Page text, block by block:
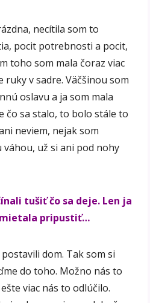
necítila som to
pocit potrebnosti a pocit,
toho som mala čoraz viac
ruky v sadre. Väčšinou som
oslavu a ja som mala
čo sa stalo, to bolo stále to
neviem, nejak som
už si ani pod nohy
tušiť čo sa deje. Len ja
pripustiť…
dom. Tak som si
do toho. Možno nás to
viac nás to odlúčilo.